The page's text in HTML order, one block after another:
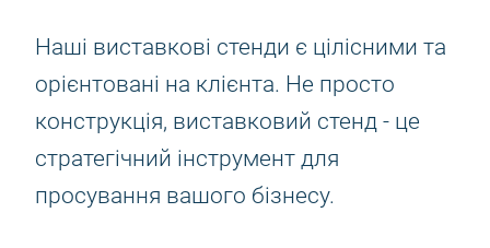
Наші виставкові стенди є цілісними та
орієнтовані на клієнта. Не просто
конструкція, виставковий стенд - це
стратегічний інструмент для
просування вашого бізнесу.